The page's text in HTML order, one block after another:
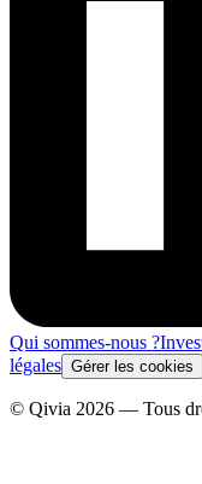
Qui sommes-nous ?
légales Gérer les cookies
© Qivia 2026 — Tous